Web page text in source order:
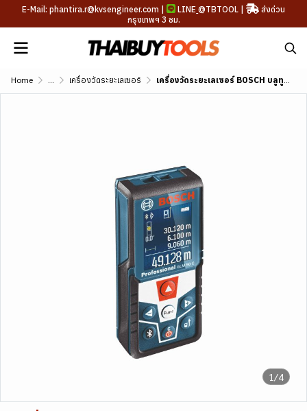
E-Mail: phantira.r@kvsengineer.com | LINE @TBTOOL |
ส่งด่วน
กรุงเทพฯ 3 ชม.
Home ... เครื่องวัดระยะเลเซอร์ เครื่องวัดระยะเลเซอร์ BOSCH บลูทูธ รุ่น GLM 50C
1/4